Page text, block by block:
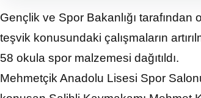
Gençlik ve Spor Bakanlığı tarafından
teşvik konusundaki çalışmaların
58 okula spor malzemesi dağıtıldı.
Mehmetçik Anadolu Lisesi Spor